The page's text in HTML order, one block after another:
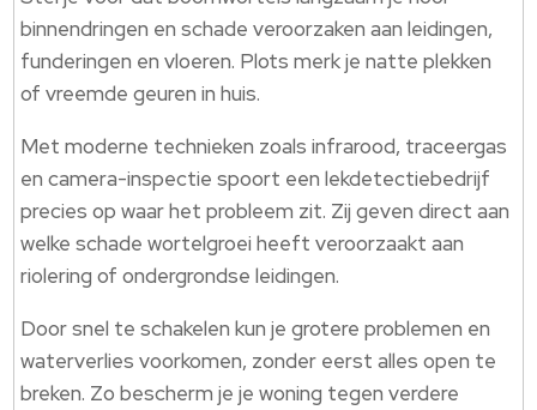
binnendringen en schade veroorzaken aan leidingen,
funderingen en vloeren. Plots merk je natte plekken
of vreemde geuren in huis.
Met moderne technieken zoals infrarood, traceergas
en camera-inspectie spoort een lekdetectiebedrijf
precies op waar het probleem zit. Zij geven direct aan
welke schade wortelgroei heeft veroorzaakt aan
riolering of ondergrondse leidingen.
Door snel te schakelen kun je grotere problemen en
waterverlies voorkomen, zonder eerst alles open te
breken. Zo bescherm je je woning tegen verdere